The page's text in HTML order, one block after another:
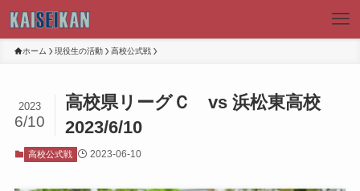
ホーム 現役生の活動 高校公式戦
高校県リーグＣ vs 浜松東高校
2023/6/10
2023
6/10
高校公式戦 2023-06-10